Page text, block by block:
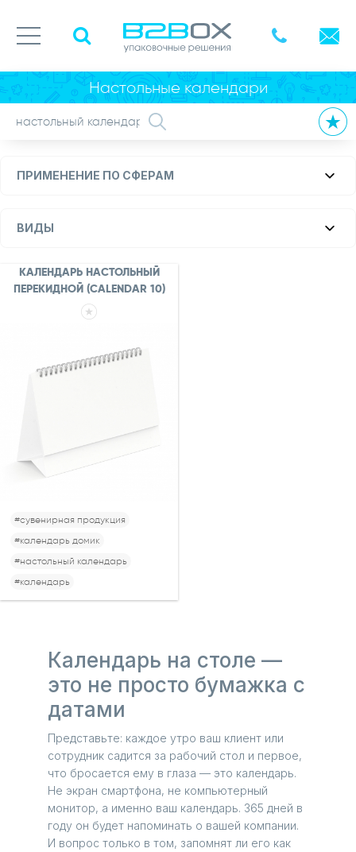
Настольные календари
ПРИМЕНЕНИЕ ПО СФЕРАМ
ВИДЫ
КАЛЕНДАРЬ НАСТОЛЬНЫЙ
ПЕРЕКИДНОЙ (CALENDAR 10)
#сувенирная продукция
#календарь домик
#настольный календарь
#календарь
Календарь на столе —
это не просто бумажка с
датами
Представьте: каждое утро ваш клиент или
сотрудник садится за рабочий стол и первое,
что бросается ему в глаза — это календарь.
Не экран смартфона, не компьютерный
монитор, а именно ваш календарь. 365 дней в
году он будет напоминать о вашей компании.
И вопрос только в том, запомнят ли его как